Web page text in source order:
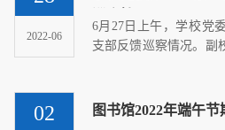
​6月27日上午，学校党
支部反馈巡察情况。副
2022-06
图书馆2022年端午
02